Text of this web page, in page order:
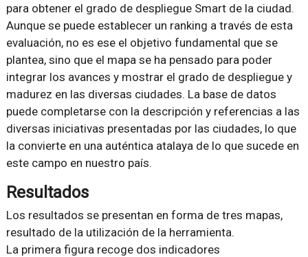
para obtener el grado de despliegue Smart de la ciudad.
Aunque se puede establecer un ranking a través de esta
evaluación, no es ese el objetivo fundamental que se
plantea, sino que el mapa se ha pensado para poder
integrar los avances y mostrar el grado de despliegue y
madurez en las diversas ciudades. La base de datos
puede completarse con la descripción y referencias a las
diversas iniciativas presentadas por las ciudades, lo que
la convierte en una auténtica atalaya de lo que sucede en
este campo en nuestro país.
Resultados
Los resultados se presentan en forma de tres mapas,
resultado de la utilización de la herramienta.
La primera figura recoge dos indicadores